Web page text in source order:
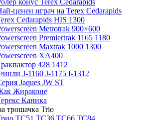
конус Terex Cedarapids
ценен играч на Terex Cedarapids
Cedarapids HIS 1300
Metrotrak 900×600
Premiertrak 1165 1180
Maxtrak 1000 1300
XA400
428 1412
J-1160 J-1175 I-1312
Jaques JW ST
Жираконе
Каника
трошачка Trio
TC51 TC36 TC66 TC84